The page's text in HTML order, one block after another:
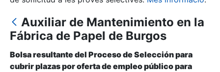
Mostra/Amaga
Auxiliar de Mantenimiento en la
Fábrica de Papel de Burgos
Bolsa resultante del Proceso de Selección para
cubrir plazas por oferta de empleo público para